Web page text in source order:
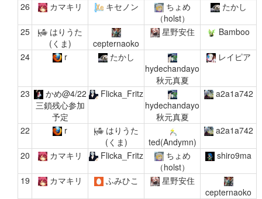
26 カマキリ キセノン
ちょめ
（holst）
たかし
25
はりうた
(くま)
cepternaoko
星野安住 Bamboo
24 r
たかし
hydechandayo
秋元真夏
レイピア
23
かめ@4/22
三鎖残心参加
予定
Flicka_Fritz
hydechandayo
秋元真夏
a2a1a742
22 r
はりうた
(くま)
ted(Andymn)
a2a1a742
20 カマキリ Flicka_Fritz
ちょめ
（holst）
shiro9ma
19 カマキリ ふみひこ
星野安住
cepternaoko